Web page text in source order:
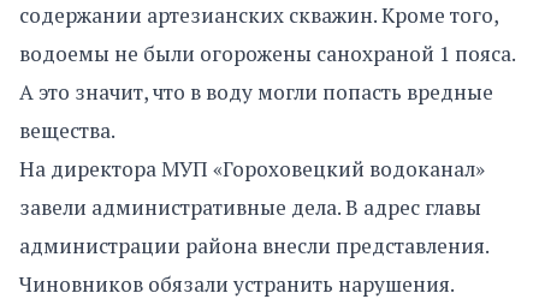
содержании артезианских скважин. Кроме того,
водоемы не были огорожены санохраной 1 пояса.
А это значит, что в воду могли попасть вредные
вещества.
На директора МУП «Гороховецкий водоканал»
завели административные дела. В адрес главы
администрации района внесли представления.
Чиновников обязали устранить нарушения.